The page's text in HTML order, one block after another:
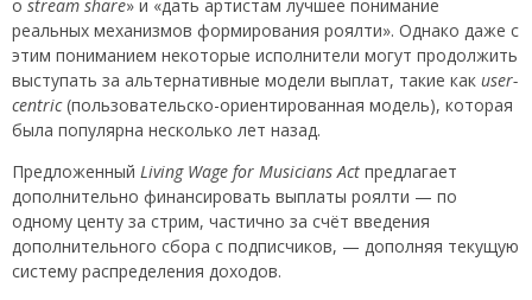
о stream share» и «дать артистам лучшее понимание
реальных механизмов формирования роялти». Однако даже с
этим пониманием некоторые исполнители могут продолжить
выступать за альтернативные модели выплат, такие как user-
centric(пользовательско-ориентированная модель), которая
была популярна несколько лет назад.
Предложенный Living Wage for Musicians Act предлагает
дополнительно финансировать выплаты роялти — по
одному центу за стрим, частично за счёт введения
дополнительного сбора с подписчиков, — дополняя текущую
систему распределения доходов.